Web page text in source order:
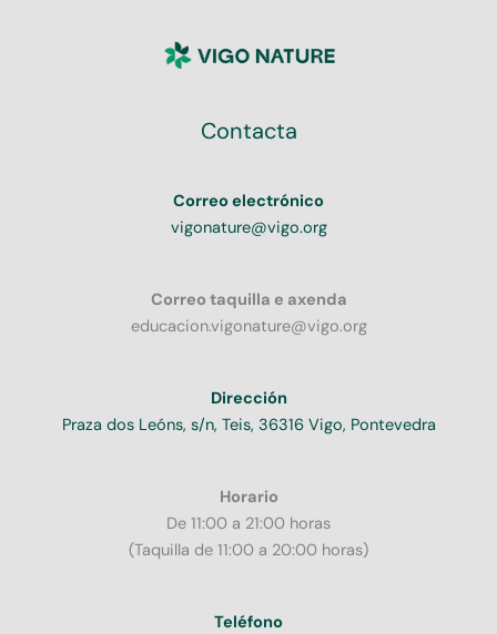
Contacta
Correo electrónico
vigonature@vigo.org
Correo taquilla e axenda
educacion.vigonature@vigo.org
Dirección
Praza dos Leóns, s/n, Teis, 36316 Vigo, Pontevedra
Horario
De 11:00 a 21:00 horas
(Taquilla de 11:00 a 20:00 horas)
Teléfono